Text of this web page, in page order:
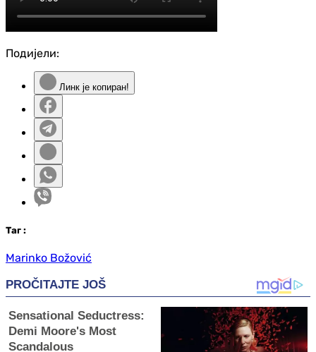
Подијели:
Линк је копиран!
Таг :
Marinko Božović